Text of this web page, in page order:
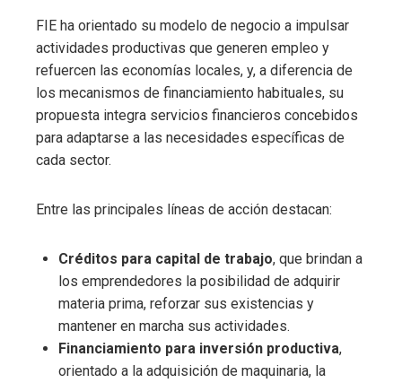
FIE ha orientado su modelo de negocio a impulsar
actividades productivas que generen empleo y
refuercen las economías locales, y, a diferencia de
los mecanismos de financiamiento habituales, su
propuesta integra servicios financieros concebidos
para adaptarse a las necesidades específicas de
cada sector.
Entre las principales líneas de acción destacan:
Créditos para capital de trabajo, que brindan a
los emprendedores la posibilidad de adquirir
materia prima, reforzar sus existencias y
mantener en marcha sus actividades.
Financiamiento para inversión productiva,
orientado a la adquisición de maquinaria, la